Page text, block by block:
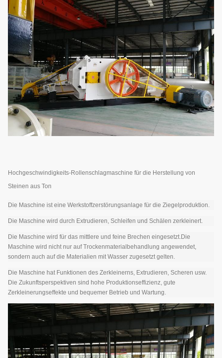
Hochgeschwindigkeits-Rollenschlagmaschine für die Herstellung von
Steinen aus Ton
Die Maschine ist eine Werkstoffzerstörungsanlage für die Ziegelproduktion.
Die Maschine wird durch Extrudieren, Schleifen und Schälen zerkleinert.
Die Maschine wird für das mittlere und feine Brechen eingesetzt.Die
Maschine wird nicht nur auf Trockenmaterialbehandlung angewendet,
sondern auch auf die Materialien mit Wasser zugesetzt gelten.
Die Maschine hat Funktionen des Zerkleinerns, Extrudieren, Scheren usw.
Die Zukunftsperspektiven sind hohe Produktionseffizienz, gute
Zerkleinerungseffekte und bequemer Betrieb und Wartung.